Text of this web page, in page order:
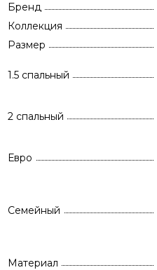
Бренд
Коллекция
Размер
1.5 спальный
2 спальный
Евро
Семейный
Материал